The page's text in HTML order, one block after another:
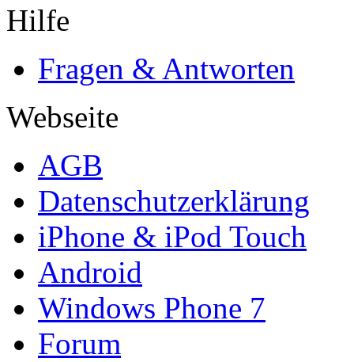
Hilfe
Fragen & Antworten
Webseite
AGB
Datenschutzerklärung
iPhone & iPod Touch
Android
Windows Phone 7
Forum